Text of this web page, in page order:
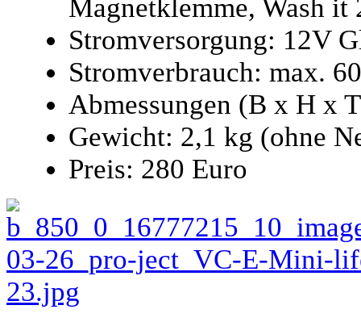
Magnetklemme, Wash it
Stromversorgung: 12V
Stromverbrauch: max.
Abmessungen (B x H x
Gewicht: 2,1 kg (ohne
Preis: 280 Euro